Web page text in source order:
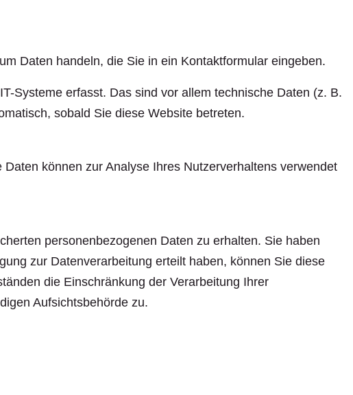
Daten handeln, die Sie in ein Kontaktformular eingeben.
Systeme erfasst. Das sind vor allem technische Daten (z. B.
sobald Sie diese Website betreten.
können zur Analyse Ihres Nutzerverhaltens verwendet
personenbezogenen Daten zu erhalten. Sie haben
zur Datenverarbeitung erteilt haben, können Sie diese
die Einschränkung der Verarbeitung Ihrer
Aufsichtsbehörde zu.